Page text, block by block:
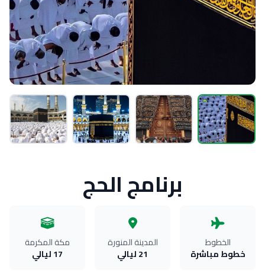
برنامج الحج
الخطوط
خطوط مباشرة
المدينة المنورة
21 ليالي
مكة المكرمة
17 ليالي